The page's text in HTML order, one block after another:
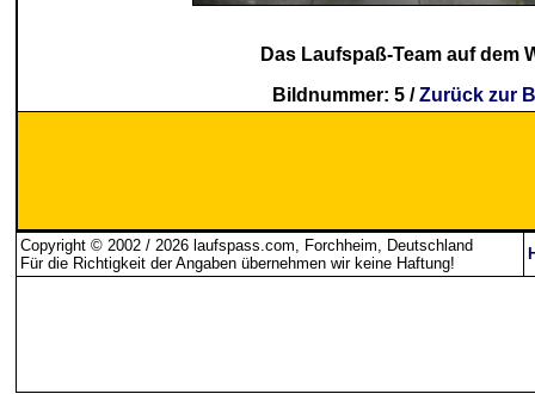
Das Laufspaß-Team auf dem
Bildnummer: 5 /Zurück zur
Copyright © 2002 / 2026 laufspass.com, Forchheim, Deutschland
Für die Richtigkeit der Angaben übernehmen wir keine Haftung!